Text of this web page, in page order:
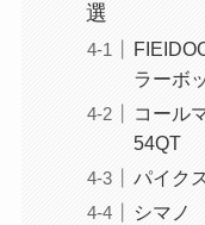
選
ラーボ
コール
54QT
パイク
シマノ